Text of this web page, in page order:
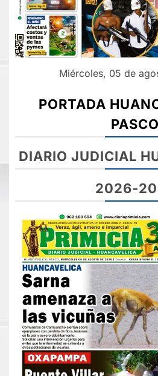
Miércoles, 05 de
PORTADA
PASCO
DIARIO JUDICIAL
2026-